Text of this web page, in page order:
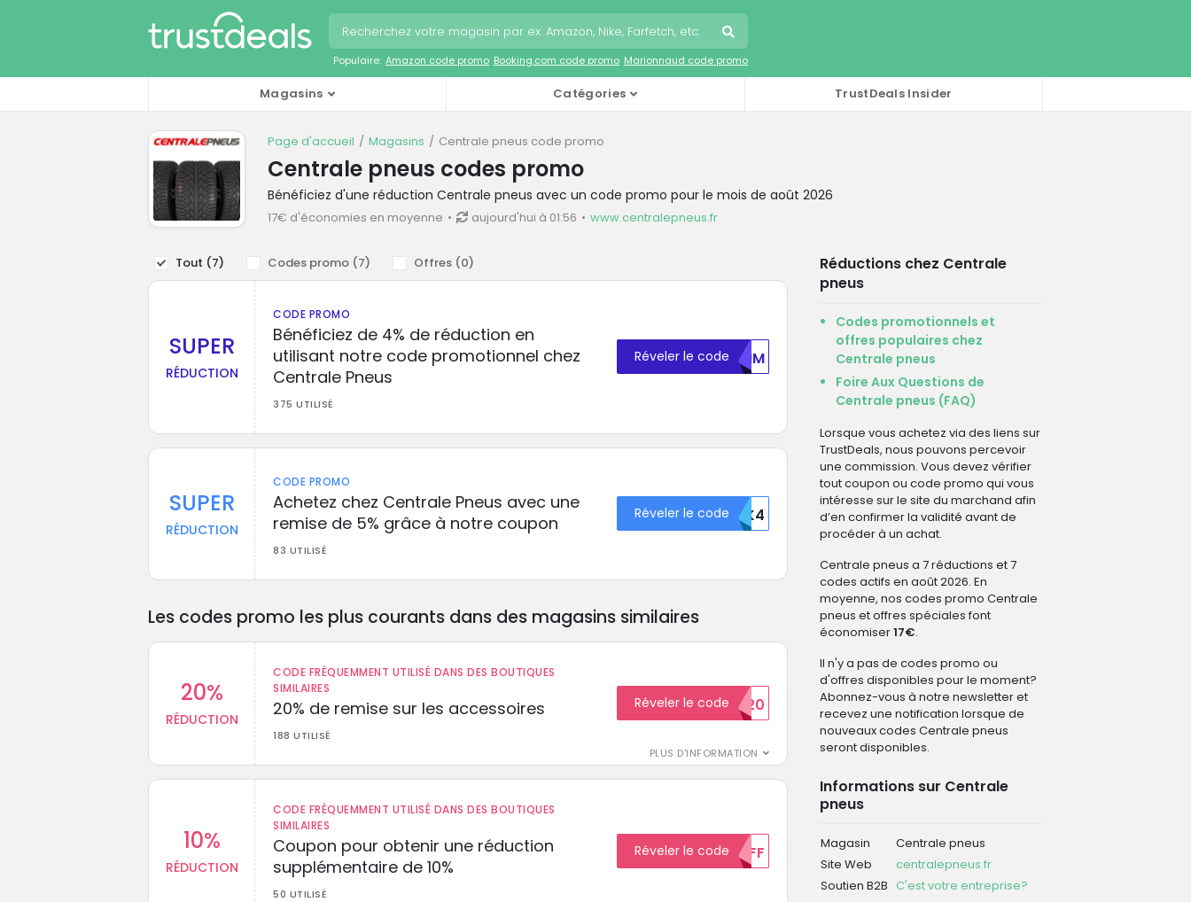
Populaire: Amazon code promo Booking.com code promo Marionnaud code promo
Magasins Catégories TrustDeals Insider
Page d'accueil Magasins Centrale pneus code promo
Centrale pneus codes promo
Bénéficiez d'une réduction Centrale pneus avec un code promo pour le mois de août 2026
17€ d'économies en moyenne aujourd'hui à 01:56 www.centralepneus.fr
Tout (7) Codes promo (7) Offres (0)
SUPER
RÉDUCTION
CODE PROMO
Bénéficiez de 4% de réduction en
utilisant notre code promotionnel chez
Centrale Pneus
375 UTILISÉ
Réveler le codeYTHM
SUPER
RÉDUCTION
CODE PROMO
Achetez chez Centrale Pneus avec une
remise de 5% grâce à notre coupon
83 UTILISÉ
Réveler le codeNZK4
Les codes promo les plus courants dans des magasins similaires
20%
RÉDUCTION
CODE FRÉQUEMMENT UTILISÉ DANS DES BOUTIQUES
SIMILAIRES
20% de remise sur les accessoires
188 UTILISÉ
PLUS D'INFORMATION
Réveler le code
BIENVENUE20
10%
RÉDUCTION
CODE FRÉQUEMMENT UTILISÉ DANS DES BOUTIQUES
SIMILAIRES
Coupon pour obtenir une réduction
supplémentaire de 10%
50 UTILISÉ
Réveler le code10%OFF
Réductions chez Centrale
pneus
Codes promotionnels et
offres populaires chez
Centrale pneus
Foire Aux Questions de
Centrale pneus (FAQ)
Lorsque vous achetez via des liens sur
TrustDeals, nous pouvons percevoir
une commission. Vous devez vérifier
tout coupon ou code promo qui vous
intéresse sur le site du marchand afin
d’en confirmer la validité avant de
procéder à un achat.
Centrale pneus a 7 réductions et 7
codes actifs en août 2026. En
moyenne, nos codes promo Centrale
pneus et offres spéciales font
économiser17€.
Il n'y a pas de codes promo ou
d'offres disponibles pour le moment?
Abonnez-vous à notre newsletter et
recevez une notification lorsque de
nouveaux codes Centrale pneus
seront disponibles.
Informations sur Centrale
pneus
Magasin
Centrale pneus
Site Web
centralepneus.fr
Soutien B2B C'est votre entreprise?